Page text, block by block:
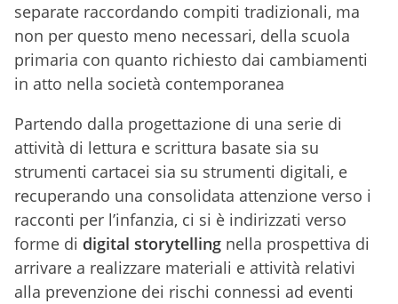
separate raccordando compiti tradizionali, ma
non per questo meno necessari, della scuola
primaria con quanto richiesto dai cambiamenti
in atto nella società contemporanea
Partendo dalla progettazione di una serie di
attività di lettura e scrittura basate sia su
strumenti cartacei sia su strumenti digitali, e
recuperando una consolidata attenzione verso i
racconti per l’infanzia, ci si è indirizzati verso
forme di digital storytelling nella prospettiva di
arrivare a realizzare materiali e attività relativi
alla prevenzione dei rischi connessi ad eventi